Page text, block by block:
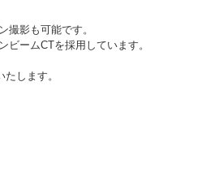
撮影も可能です。
ームCTを採用しています。
します。